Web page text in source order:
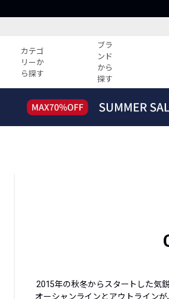
カテゴ
リーか
ら探す
ブラ
ンド
から
探す
すべての記事
ピックアップアイテム
2015年の秋冬からスタートした気
オーシャンラインとアウトライン